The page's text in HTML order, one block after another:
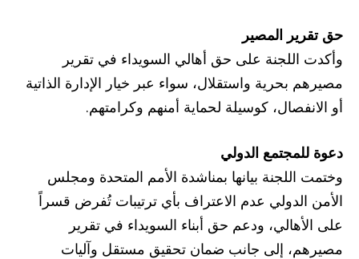
حق تقرير المصير
وأكدت اللجنة على حق أهالي السويداء في تقرير
مصيرهم بحرية واستقلال، سواء عبر خيار الإدارة الذاتية
أو الانفصال، كوسيلة لحماية أمنهم وكرامتهم.
دعوة للمجتمع الدولي
وختمت اللجنة بيانها بمناشدة الأمم المتحدة ومجلس
الأمن الدولي عدم الاعتراف بأي ترتيبات تُفرض قسراً
على الأهالي، ودعم حق أبناء السويداء في تقرير
مصيرهم، إلى جانب ضمان تحقيق مستقل وآليات